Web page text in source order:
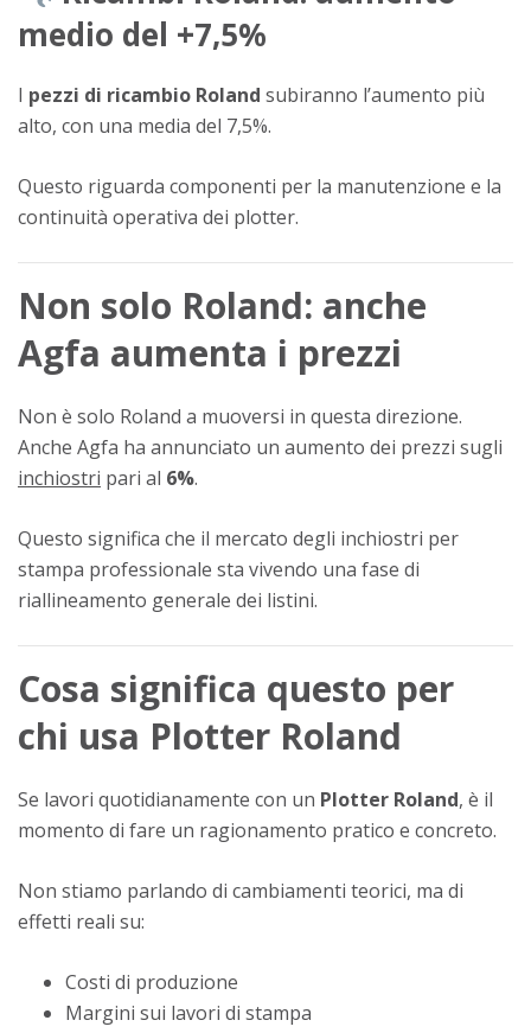
medio del +7,5%
I pezzi di ricambio Roland subiranno l’aumento più
alto, con una media del 7,5%.
Questo riguarda componenti per la manutenzione e la
continuità operativa dei plotter.
Non solo Roland: anche
Agfa aumenta i prezzi
Non è solo Roland a muoversi in questa direzione.
Anche Agfa ha annunciato un aumento dei prezzi sugli
inchiostri pari al 6%.
Questo significa che il mercato degli inchiostri per
stampa professionale sta vivendo una fase di
riallineamento generale dei listini.
Cosa significa questo per
chi usa Plotter Roland
Se lavori quotidianamente con un Plotter Roland, è il
momento di fare un ragionamento pratico e concreto.
Non stiamo parlando di cambiamenti teorici, ma di
effetti reali su:
Costi di produzione
Margini sui lavori di stampa